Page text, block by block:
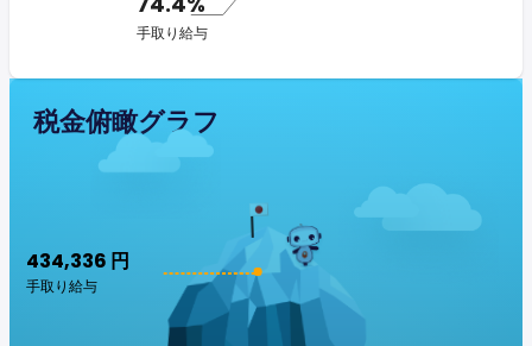
手取り給与
税金俯瞰グラフ
434,336 円
手取り給与